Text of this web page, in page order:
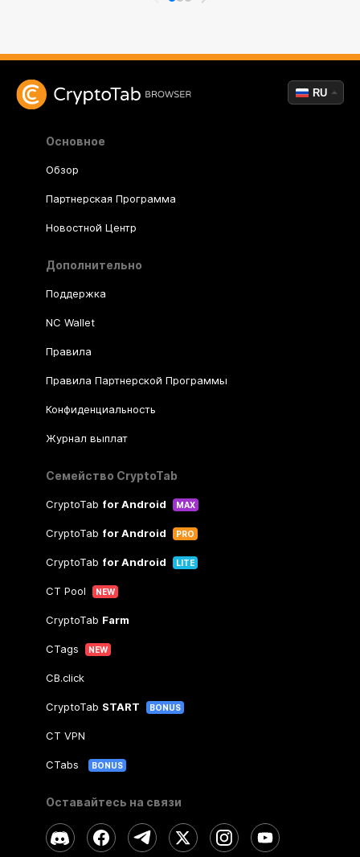
Основное
Обзор
Партнерская Программа
Новостной Центр
Дополнительно
Поддержка
NC Wallet
Правила
Правила Партнерской Программы
Конфиденциальность
Журнал выплат
Семейство CryptoTab
CryptoTab for Android MAX
CryptoTab for Android PRO
CryptoTab for Android LITE
CT Pool NEW
CryptoTab Farm
CTags NEW
CB.click
CryptoTab START BONUS
CT VPN
CTabs BONUS
Оставайтесь на связи
RU